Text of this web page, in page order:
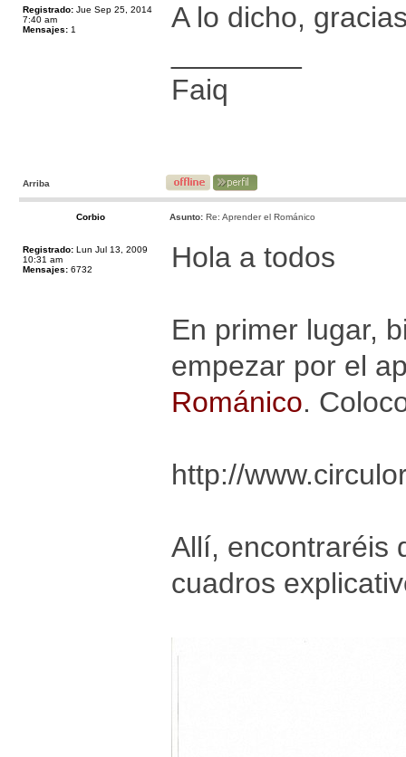
Registrado: Jue Sep 25, 2014
7:40 am
Mensajes: 1
A lo dicho,
Faiq
Arriba
Corbio Asunto: Re: Aprender el Románico
Registrado: Lun Jul 13, 2009
10:31 am
Mensajes: 6732 Hola a todos
En primer lugar,
empezar por el
Románico.
http://
Allí, encontraréis
cuadros